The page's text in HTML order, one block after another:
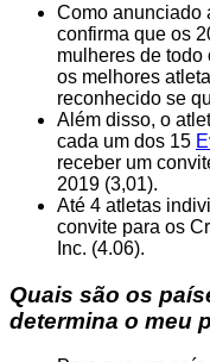
Como anunciado
confirma que os
mulheres de
os melhores
reconhecido se
Além disso, o
cada um dos 15
receber um
2019 (3,01).
Até 4 atletas
convite para os
Inc. (4.06).
Quais são os
determina o meu